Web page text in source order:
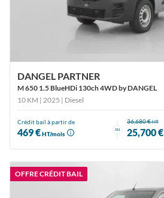
DANGEL PARTNER
M 650 1.5 BlueHDi 130ch 4WD by DANGEL
10 KM | 2025 | Diesel
Crédit bail à partir de
469 €HT/mois
ou
36,680 €HT
25,700 €
OFFRE CRÉDIT BAIL